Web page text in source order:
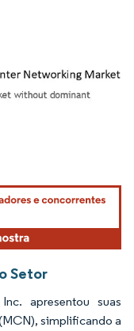
conforme CC BY 4.0.
Setor
apresentou suas
simplificando a